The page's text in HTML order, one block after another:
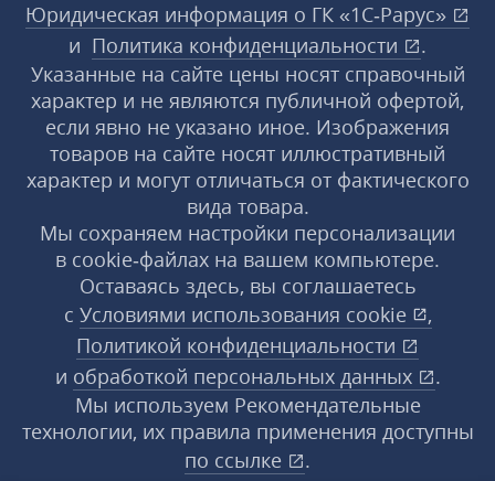
Юридическая информация о ГК «1С‑Рарус»
и Политика конфиденциальности
.
Указанные на сайте цены носят справочный
характер и не являются публичной офертой,
если явно не указано иное. Изображения
товаров на сайте носят иллюстративный
характер и могут отличаться от фактического
вида товара.
Мы сохраняем настройки персонализации
в cookie‑файлах на вашем компьютере.
Оставаясь здесь, вы соглашаетесь
с Условиями использования cookie
,
Политикой конфиденциальности
и обработкой персональных данных
.
Мы используем Рекомендательные
технологии, их правила применения доступны
по ссылке
.